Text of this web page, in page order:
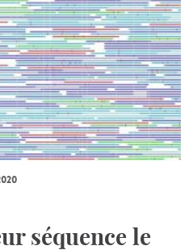
séquence le